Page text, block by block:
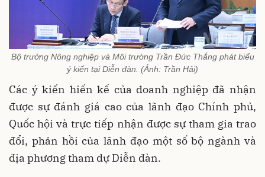
Bộ trưởng Nông nghiệp và Môi trường Trần Đức Thắng phát biểu
ý kiến tại Diễn đàn. (Ảnh: Trần Hải)
Các ý kiến hiến kế của doanh nghiệp đã nhận
được sự đánh giá cao của lãnh đạo Chính phủ,
Quốc hội và trực tiếp nhận được sự tham gia trao
đổi, phản hồi của lãnh đạo một số bộ ngành và
địa phương tham dự Diễn đàn.